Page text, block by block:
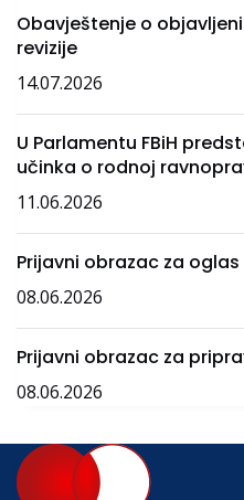
Obavještenje o
revizije
14.07.2026
U Parlamentu FBiH
učinka o rodnoj
11.06.2026
Prijavni obrazac za oglas
08.06.2026
Prijavni obrazac za
08.06.2026